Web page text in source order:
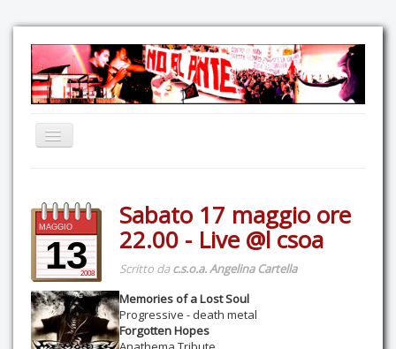
Comunicazione
Eventi
GAS Felce & Mirtillo
No Ponte!
Ricostruiamo il Cartella!
MAGGIO
132008
Sabato 17 maggio ore
22.00 - Live @l csoa
Scritto dac.s.o.a. Angelina Cartella
Memories of a Lost Soul
Progressive - death metal
Forgotten Hopes